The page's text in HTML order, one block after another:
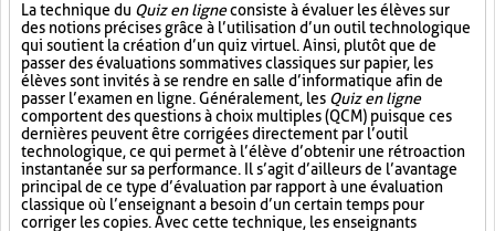
La technique du Quiz en ligneconsiste à évaluer les élèves sur
des notions précises grâce à l’utilisation d’un outil technologique
qui soutient la création d’un quiz virtuel. Ainsi, plutôt que de
passer des évaluations sommatives classiques sur papier, les
élèves sont invités à se rendre en salle d’informatique afin de
passer l’examen en ligne. Généralement, les Quiz en ligne
comportent des questions à choix multiples (QCM) puisque ces
dernières peuvent être corrigées directement par l’outil
technologique, ce qui permet à l’élève d’obtenir une rétroaction
instantanée sur sa performance. Il s’agit d’ailleurs de l’avantage
principal de ce type d’évaluation par rapport à une évaluation
classique où l’enseignant a besoin d’un certain temps pour
corriger les copies. Avec cette technique, les enseignants